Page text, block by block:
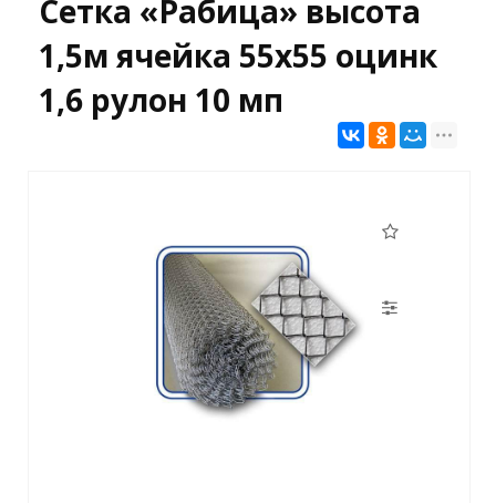
Сетка «Рабица» высота
1,5м ячейка 55х55 оцинк
1,6 рулон 10 мп